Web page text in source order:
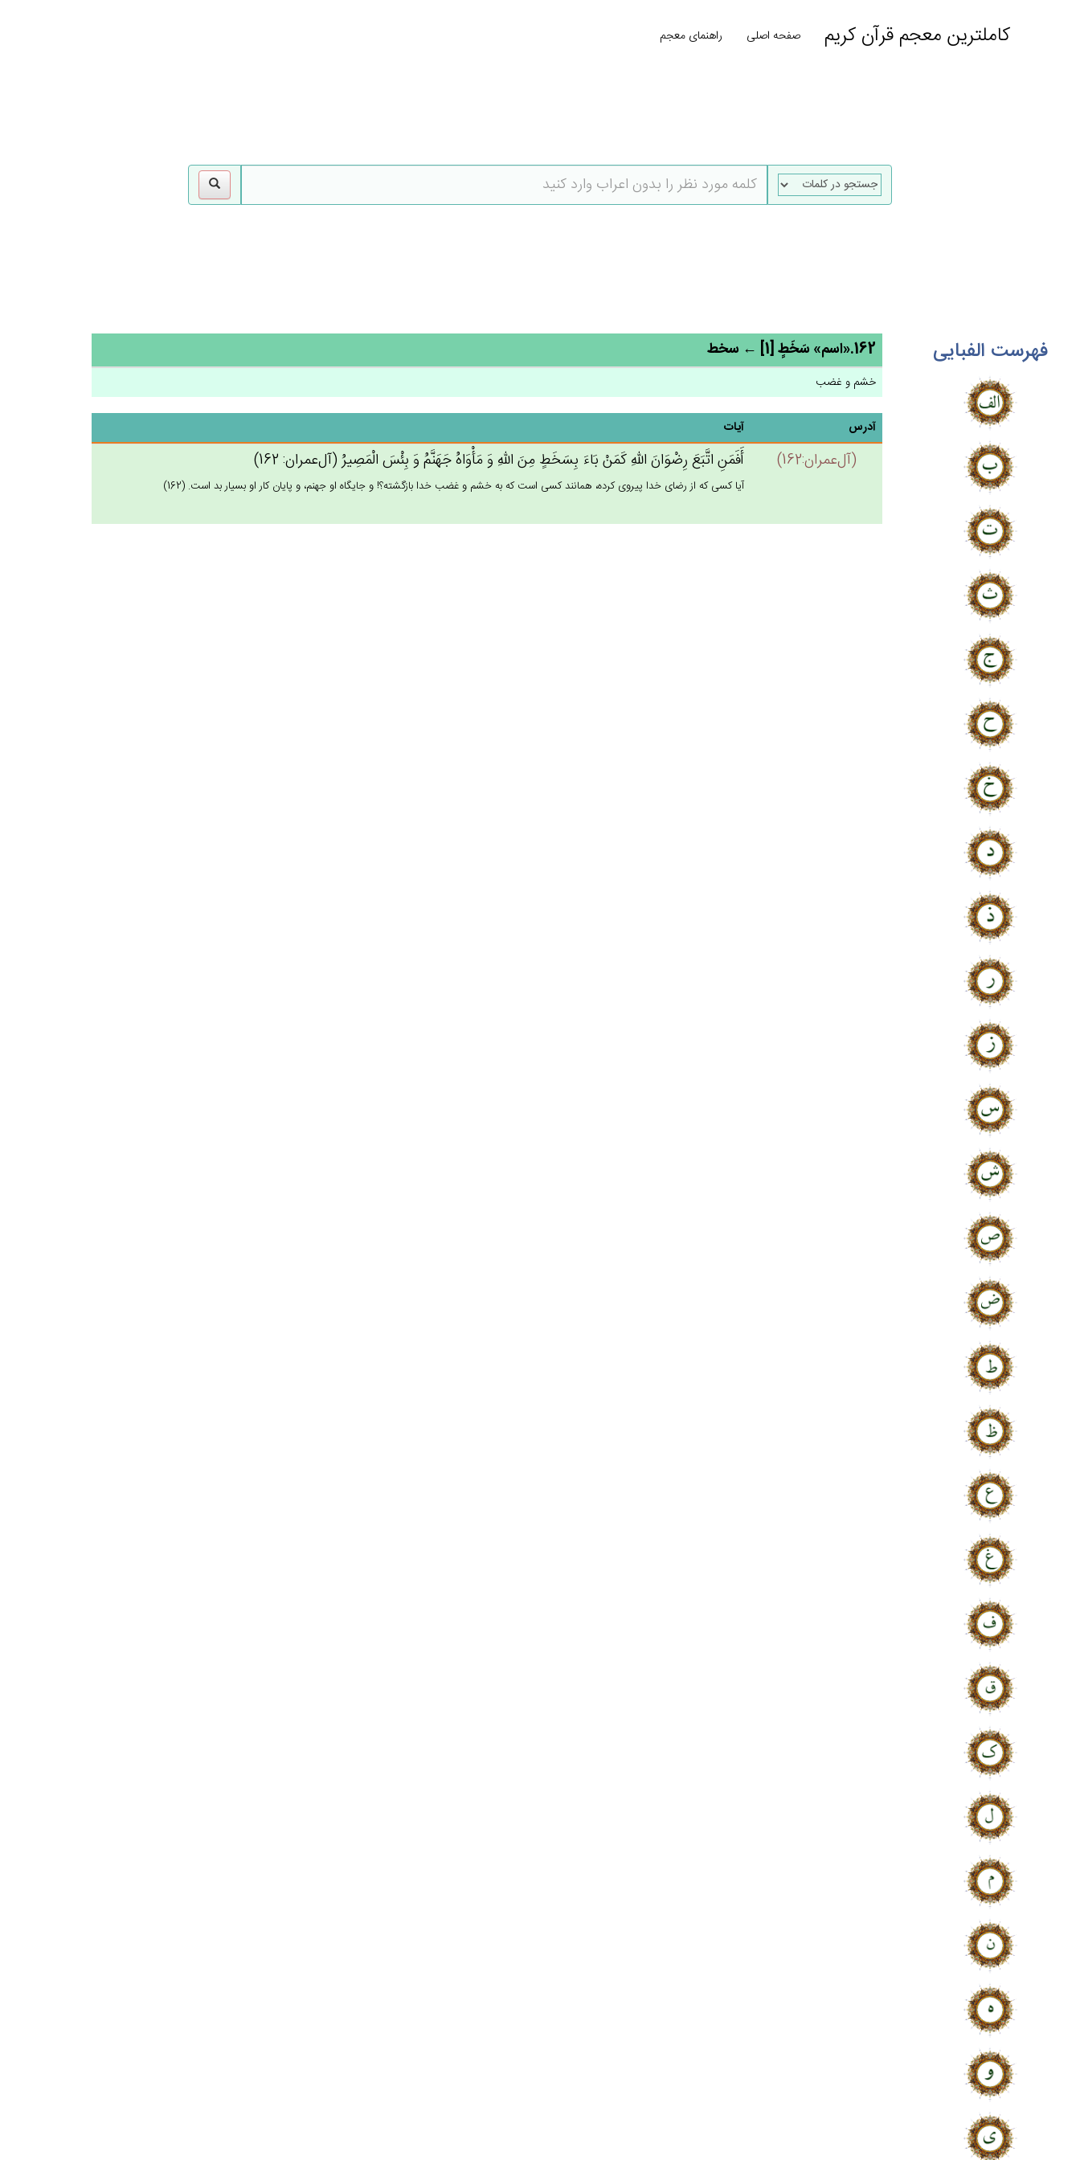
کاملترین معجم قرآن کریم صفحه اصلی راهنمای معجم
فهرست الفبایی 162.«اسم» سَخَط‌ٍ [1] ← سخط
خشم و غضب
آدرس آیات
(آل‌عمران:162) أَفَمَن‌ِ اتَّبَع‌َ رِضْوَان‌َ الله‌ِ كَمَن‌ْ بَاءَ بِسَخَط‌ٍ مِن‌َ الله‌ِ وَ مَأْوَاه‌ُ جَهَنَّم‌ُ وَ بِئْس‌َ الْمَصِيرُ (آل‌عمران: 162)
آيا كسى كه از رضاى خدا پيروى كرده، همانند كسى است كه به خشم و غضب خدا بازگشته؟! و جايگاه او جهنم، و پايان كار او بسيار بد است. (162)